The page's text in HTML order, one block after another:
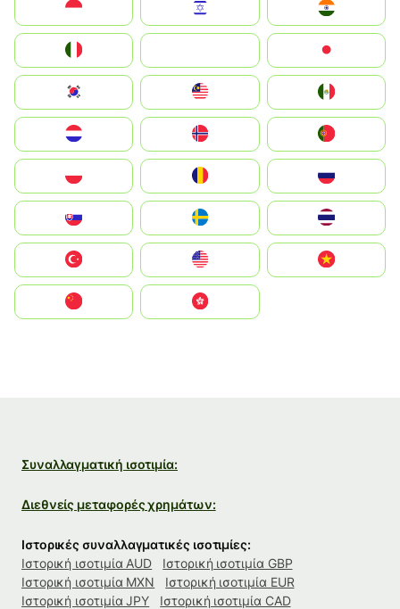
South Korea
United States
中國香港特別行政區
Συναλλαγματική ισοτιμία:
Διεθνείς μεταφορές χρημάτων:
Ιστορικές συναλλαγματικές ισοτιμίες:
Ιστορική ισοτιμία AUD
Ιστορική ισοτιμία GBP
Ιστορική ισοτιμία MXN
Ιστορική ισοτιμία EUR
Ιστορική ισοτιμία JPY
Ιστορική ισοτιμία CAD